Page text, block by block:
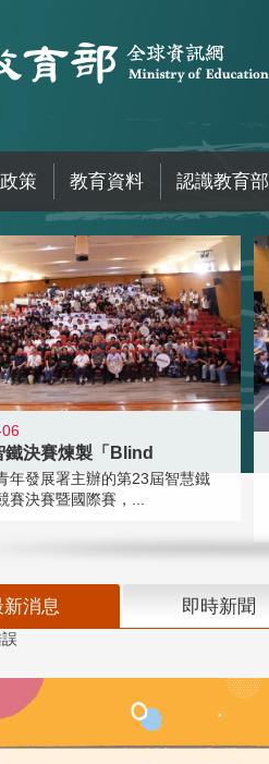
策 教育資料 認識教育部
鐵決賽煉製「Blind
年發展署主辦的第23屆智慧鐵
賽決賽暨國際賽，...
新消息 即時新聞